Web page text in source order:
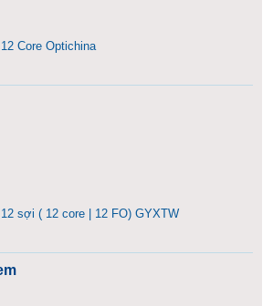
Core Optichina
sợi ( 12 core | 12 FO) GYXTW